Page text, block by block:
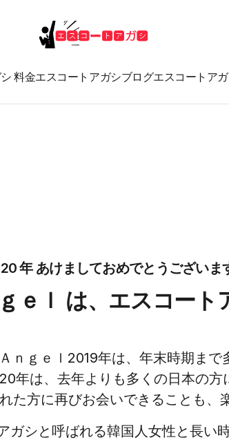
料金エスコートアガシブログエスコートア
年 あけましておめでとうございま
ｅｌ は、エスコート
Ａｎｇｅｌ2019年は、年末時期ま
年は、去年よりも多くの日本の方
た方に再びお会いできることも、
ガシと呼ばれる韓国人女性と長い